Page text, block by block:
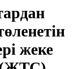
жеке